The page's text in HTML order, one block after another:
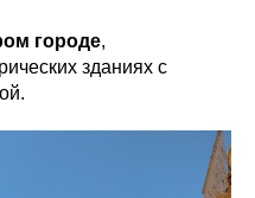
городе,
зданиях с